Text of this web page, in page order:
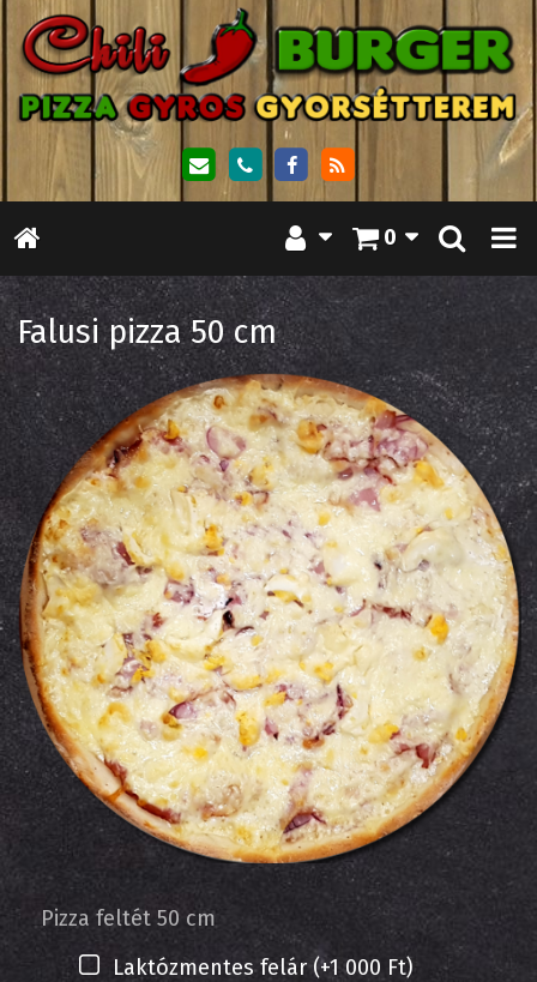
0
Falusi pizza 50 cm
Pizza feltét 50 cm
Laktózmentes felár (+1 000 Ft)